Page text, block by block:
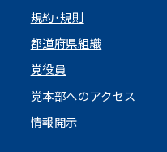
規約･規則
都道府県組織
党役員
党本部へのアクセス
情報開示